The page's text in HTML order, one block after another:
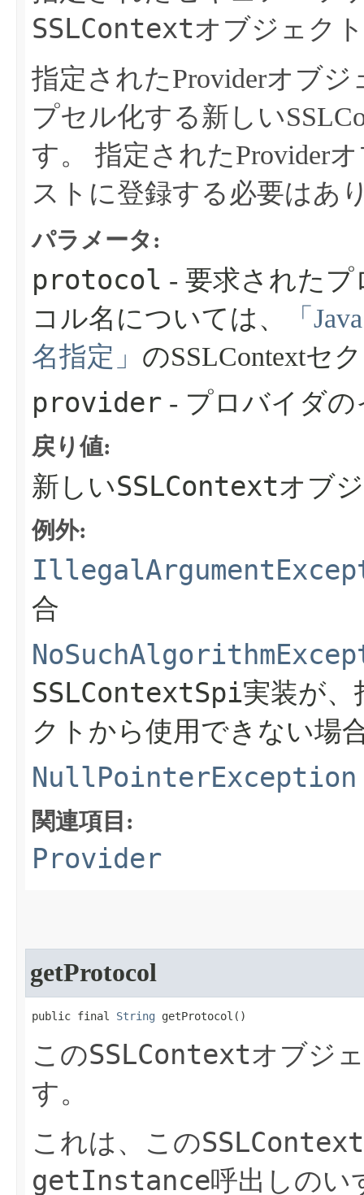
SSLContextオブジェク
指定されたProviderオブジ
プセル化する新しい
す。
指定されたProvider
ストに登録する必要はあ
パラメータ:
protocol - 要求された
コル名については、
「
名指定」 のSSLContextセ
provider - プロバイダ
戻り値:
新しいSSLContextオブ
例外:
合
SSLContextSpi実装が、
クトから使用できない場
NullPointerException
関連項目:
Provider
getProtocol
public final String getProtocol​()
このSSLContextオブジ
す。
これは、このSSLContext
getInstance呼出しのい